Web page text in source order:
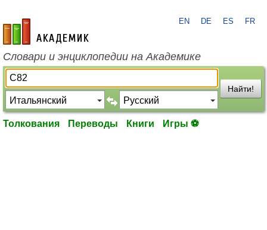
academic.ru
EN DE ES FR
Словари и энциклопедии на Академике
Найти!
Толкования Переводы Книги Игры ⚽